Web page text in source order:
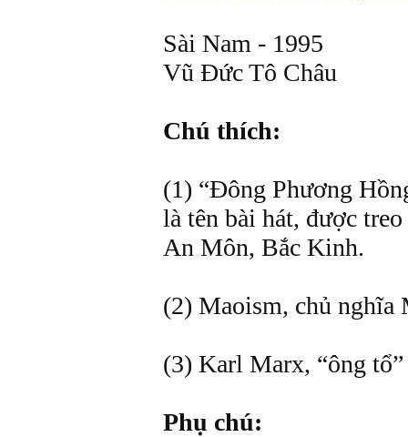
Sài Nam - 1995
Vũ Đức Tô Châu
Chú thích:
(1) “Đông Phương
là tên bài hát, được
An Môn, Bắc Kinh.
(2) Maoism, chủ nghĩa
(3) Karl Marx, “ông
Phụ chú: